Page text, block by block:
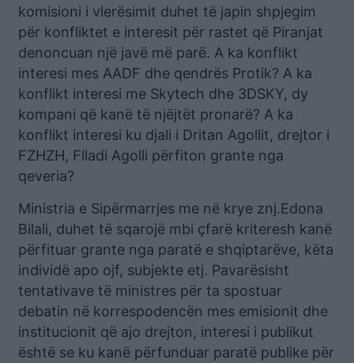
komisioni i vlerësimit duhet të japin shpjegim
për konfliktet e interesit për rastet që Piranjat
denoncuan një javë më parë. A ka konflikt
interesi mes AADF dhe qendrës Protik? A ka
konflikt interesi me Skytech dhe 3DSKY, dy
kompani që kanë të njëjtët pronarë? A ka
konflikt interesi ku djali i Dritan Agollit, drejtor i
FZHZH, Flladi Agolli përfiton grante nga
qeveria?
Ministria e Sipërmarrjes me në krye znj.Edona
Bilali, duhet të sqarojë mbi çfarë kriteresh kanë
përfituar grante nga paratë e shqiptarëve, këta
individë apo ojf, subjekte etj. Pavarësisht
tentativave të ministres për ta spostuar
debatin në korrespodencën mes emisionit dhe
institucionit që ajo drejton, interesi i publikut
është se ku kanë përfunduar paratë publike për